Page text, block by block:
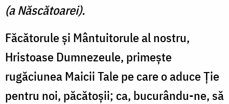
(a Născătoarei).
Făcătorule şi Mântuitorule al nostru,
Hristoase Dumnezeule, primeşte
rugăciunea Maicii Tale pe care o aduce Ţie
pentru noi, păcătoşii; ca, bucurându-ne, să